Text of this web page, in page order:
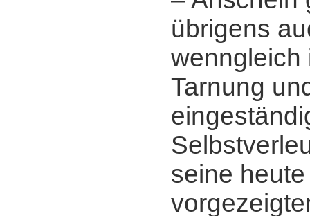
übrigens
wenngleich
Tarnung
seine